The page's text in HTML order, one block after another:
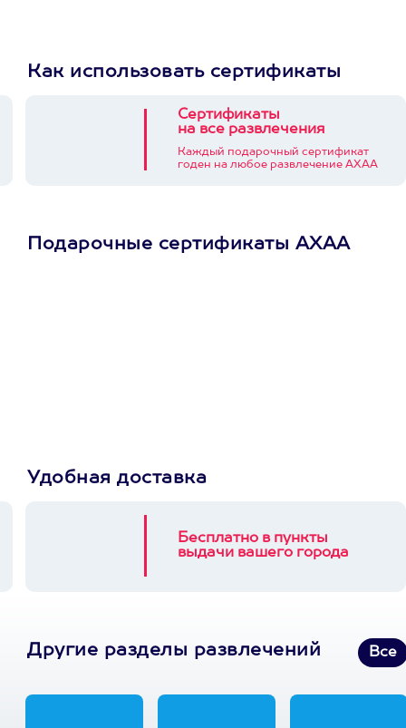
Как использовать сертификаты
Сертификаты
на все развлечения
Каждый подарочный сертификат
годен на любое развлечение АХАА
Подарочные сертификаты АХАА
Удобная доставка
Бесплатно в пункты
выдачи вашего города
Другие разделы развлечений Все